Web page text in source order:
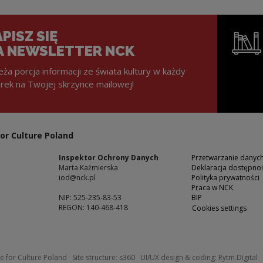
SIĘ
NEWSLETTER NCK
porcja informacji ze świata kultury w każdy
na Twojej skrzynce mailowej!
Culture Poland
Inspektor Ochrony Danych
Marta Kaźmierska
iod@nck.pl
NIP: 525-235-83-53
REGON: 140-468-418
Przetwarzanie
Deklaracja
Polityka prywatności
Praca w NCK
BIP
Cookies settings
for Culture Poland Site structure: s360Note, the link will open in a new window
UI/UX design & coding: Rytm.Digital